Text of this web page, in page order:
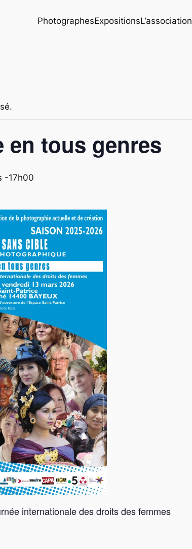
PhotographesExpositionsL’association
en tous genres
-17h00
internationale des droits des femmes